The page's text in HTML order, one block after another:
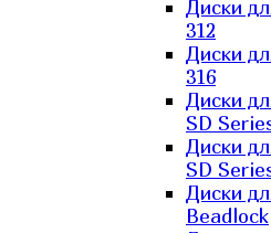
Диски
312
Диски
316
Диски
SD
Диски
SD
Диски
Beadlock